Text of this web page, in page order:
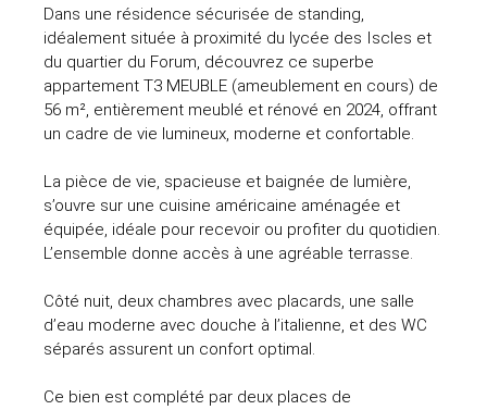
Dans une résidence sécurisée de standing,
idéalement située à proximité du lycée des Iscles et
du quartier du Forum, découvrez ce superbe
appartement T3 MEUBLE (ameublement en cours) de
56 m², entièrement meublé et rénové en 2024, offrant
un cadre de vie lumineux, moderne et confortable.
La pièce de vie, spacieuse et baignée de lumière,
s’ouvre sur une cuisine américaine aménagée et
équipée, idéale pour recevoir ou profiter du quotidien.
L’ensemble donne accès à une agréable terrasse.
Côté nuit, deux chambres avec placards, une salle
d’eau moderne avec douche à l’italienne, et des WC
séparés assurent un confort optimal.
Ce bien est complété par deux places de